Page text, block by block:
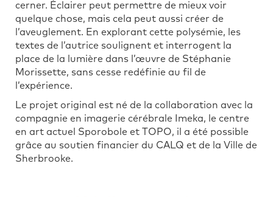
cerner. Éclairer peut permettre de mieux voir
quelque chose, mais cela peut aussi créer de
l’aveuglement. En explorant cette polysémie, les
textes de l’autrice soulignent et interrogent la
place de la lumière dans l’œuvre de Stéphanie
Morissette, sans cesse redéfinie au fil de
l’expérience.
Le projet original est né de la collaboration avec la
compagnie en imagerie cérébrale Imeka, le centre
en art actuel Sporobole et TOPO, il a été possible
grâce au soutien financier du CALQ et de la Ville de
Sherbrooke.